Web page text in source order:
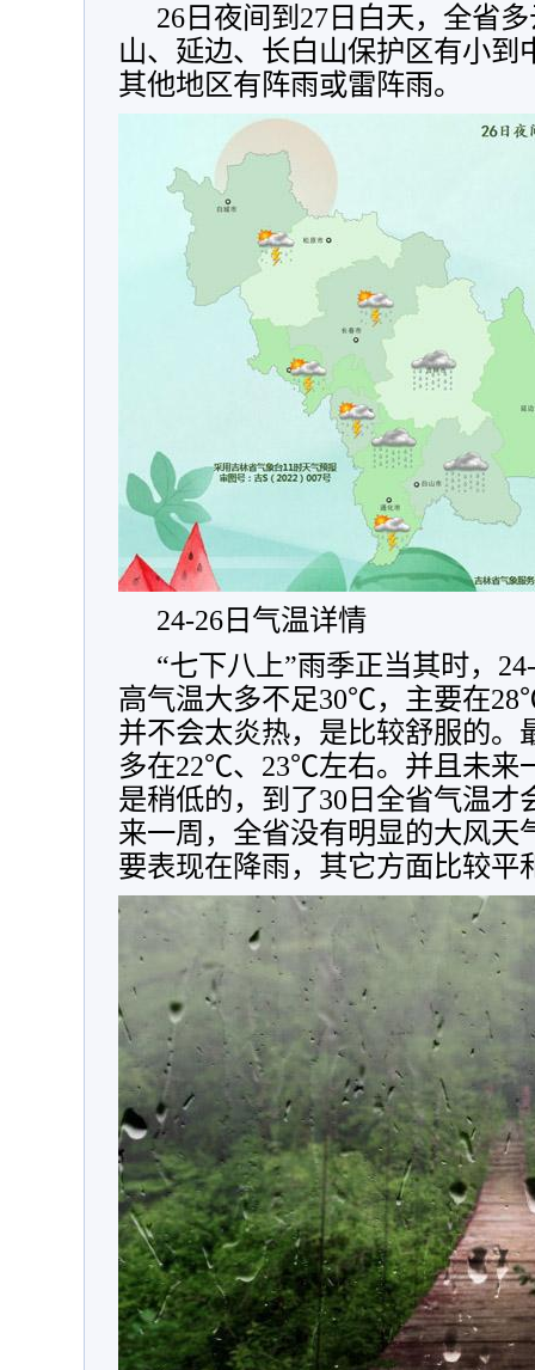
26日夜间到27日白天，全省
山、延边、长白山保护区有小到
其他地区有阵雨或雷阵雨。
24-26日气温详情
“七下八上”雨季正当其时，
高气温大多不足30℃，主要在
并不会太炎热，是比较舒服的。
多在22℃、23℃左右。并且未来
是稍低的，到了30日全省气温才
来一周，全省没有明显的大风天
要表现在降雨，其它方面比较平